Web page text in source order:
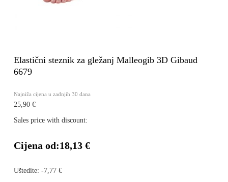
Elastični steznik za gležanj Malleogib 3D Gibaud
6679
Najniža cijena u zadnjih 30 dana
25,90 €
Sales price with discount:
Cijena od:18,13 €
Uštedite: -7,77 €